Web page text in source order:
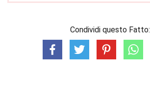
Condividi questo Fatto: